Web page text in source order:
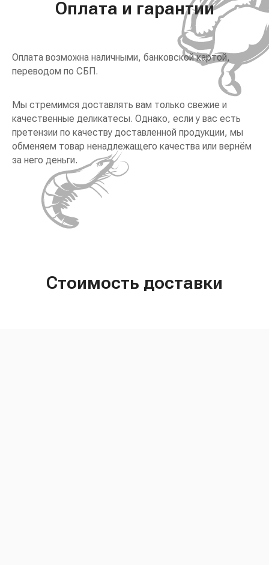
Оплата и гарантии
Оплата возможна наличными, банковской картой,
переводом по СБП.
Мы стремимся доставлять вам только свежие и
качественные деликатесы. Однако, если у вас есть
претензии по качеству доставленной продукции, мы
обменяем товар ненадлежащего качества или вернём
за него деньги.
Стоимость доставки